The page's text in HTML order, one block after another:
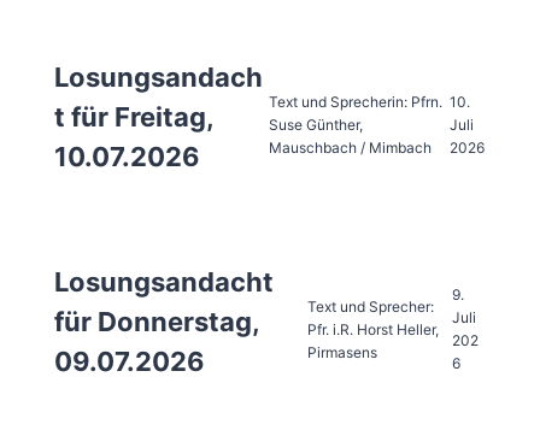
Losungsandach
t für Freitag,
10.07.2026
Text und Sprecherin: Pfrn.
Suse Günther,
Mauschbach / Mimbach
10.
Juli
2026
Losungsandacht
für Donnerstag,
09.07.2026
Text und Sprecher:
Pfr. i.R. Horst Heller,
Pirmasens
9.
Juli
202
6